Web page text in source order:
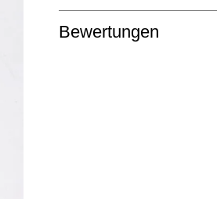
Bewertungen